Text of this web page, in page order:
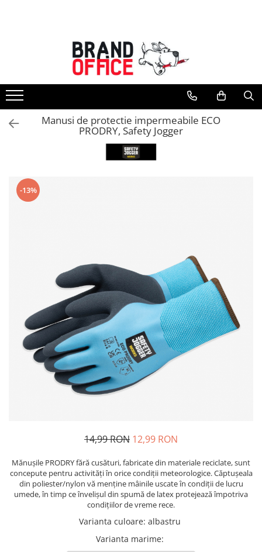
Unitate Protejata - PRODUCTIE
Hartie copiator si produse
tipografice
Produse consumabile din hartie
Detergenti si dezinfectanti
Saci menajeri (Unitate Protejata)
Agende, calendare si organizatoare
Agende personalizabile
Bibliorafturi, caiete mecanice,
separatoare
Capsatoare, capse si perforatoare
Caiete si blocnotesuri
Dosare, folii protectie si mape
Accesorii diverse pentru birou
Etichetare si ambalare
Arhivare si depozitare
Stilouri
Seturi de scris Premium
Instrumente de scris eco
Creioane mecanice si grafit
Manusi de protectie impermeabile ECO
PRODRY, Safety Jogger
-13%
14,99 RON 12,99 RON
Mănușile PRODRY fără cusături, fabricate din materiale reciclate, sunt
concepute pentru activități în orice condiții meteorologice. Căptușeala
din poliester/nylon vă menține mâinile uscate în condiții de lucru
umede, în timp ce învelișul din spumă de latex protejează împotriva
condițiilor de vreme rece.
Varianta culoare: albastru
Varianta marime: